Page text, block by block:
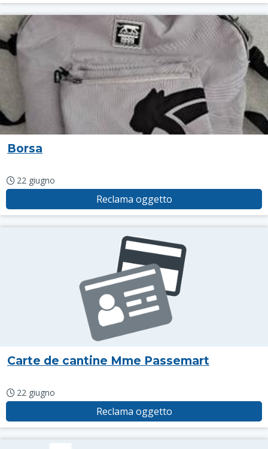
Borsa
22 giugno
Reclama oggetto
Carte de cantine Mme Passemart
22 giugno
Reclama oggetto